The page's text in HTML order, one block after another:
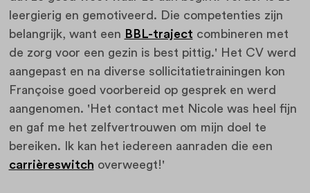
leergierig en gemotiveerd. Die competenties zijn
belangrijk, want een BBL-traject combineren met
de zorg voor een gezin is best pittig.' Het CV werd
aangepast en na diverse sollicitatietrainingen kon
Françoise goed voorbereid op gesprek en werd
aangenomen. 'Het contact met Nicole was heel fijn
en gaf me het zelfvertrouwen om mijn doel te
bereiken. Ik kan het iedereen aanraden die een
carrièreswitch overweegt!'